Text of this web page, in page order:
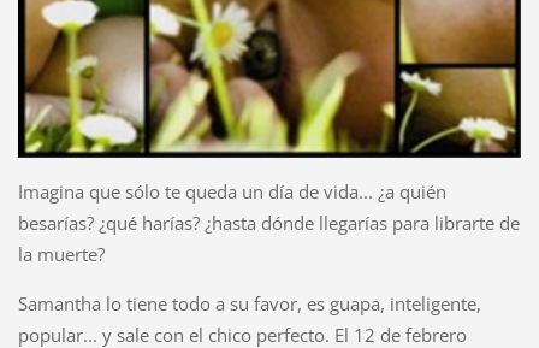
Imagina que sólo te queda un día de vida... ¿a quién
besarías? ¿qué harías? ¿hasta dónde llegarías para librarte de
la muerte?
Samantha lo tiene todo a su favor, es guapa, inteligente,
popular... y sale con el chico perfecto. El 12 de febrero